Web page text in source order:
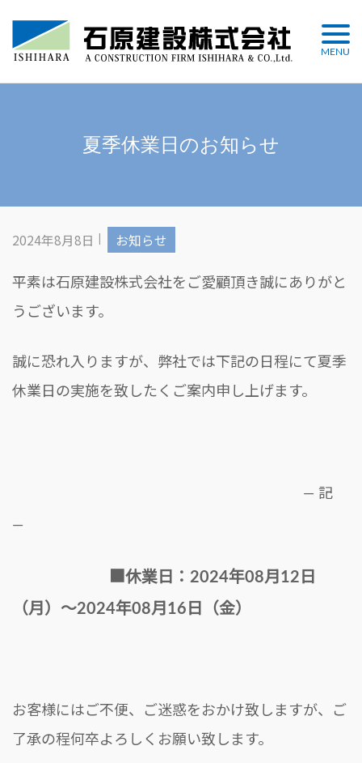
MENU
夏季休業日のお知らせ
2024年8月8日 お知らせ
平素は石原建設株式会社をご愛顧頂き誠にありがと
うございます。
誠に恐れ入りますが、弊社では下記の日程にて夏季
休業日の実施を致したくご案内申し上げます。
― 記
―
■休業日：2024年08月12日
（月）～2024年08月16日（金）
お客様にはご不便、ご迷惑をおかけ致しますが、ご
了承の程何卒よろしくお願い致します。